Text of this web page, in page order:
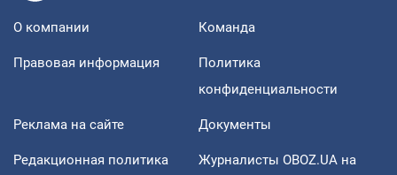
О компании Команда
Правовая информация
Политика
конфиденциальности
Реклама на сайте Документы
Редакционная политика
Журналисты OBOZ.UA на